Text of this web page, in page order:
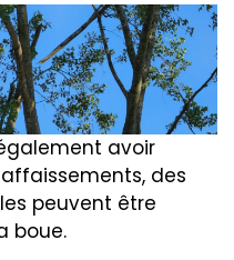
avoir
des
peuvent être
boue.